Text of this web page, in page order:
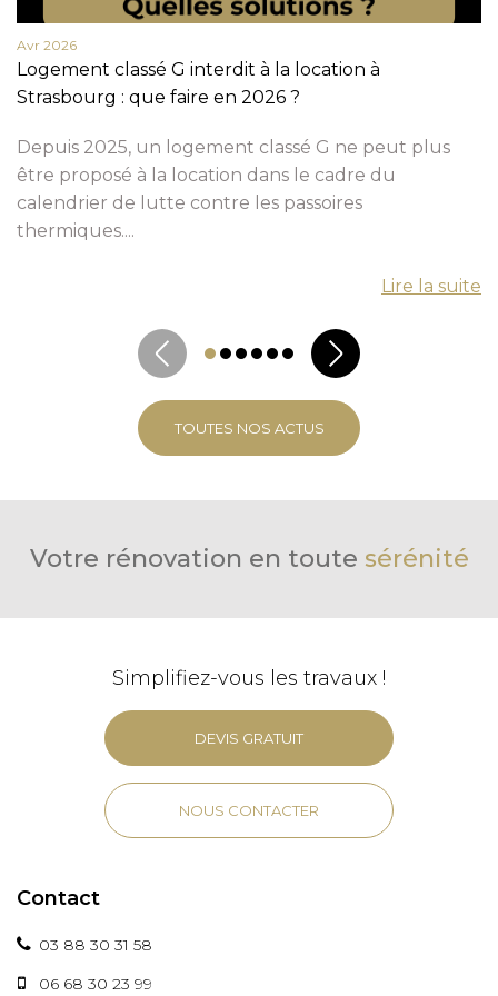
Avr 2026
Logement classé G interdit à la location à
Strasbourg : que faire en 2026 ?
Depuis 2025, un logement classé G ne peut plus
être proposé à la location dans le cadre du
calendrier de lutte contre les passoires
thermiques....
Lire la suite
TOUTES NOS ACTUS
Votre rénovation en toute sérénité
Simplifiez-vous les travaux !
DEVIS GRATUIT
NOUS CONTACTER
Contact
03 88 30 31 58
06 68 30 23 99